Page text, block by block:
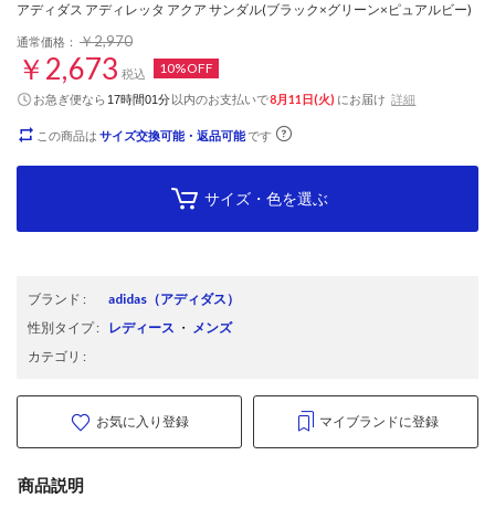
アディダス アディレッタ アクア サンダル(ブラック×グリーン×ピュアルビー)
通常価格： ￥2,970
￥2,673 税込 10%OFF
お急ぎ便なら 17時間01分以内のお支払いで8月11日(火) にお届け 詳細
この商品は サイズ交換可能・返品可能です
サイズ・色を選ぶ
ブランド : adidas （アディダス）
性別タイプ: レディース ・
メンズ
カテゴリ :
お気に入り登録 マイブランドに登録
商品説明